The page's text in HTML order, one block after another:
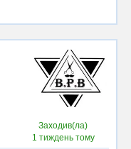
Заходив(ла)
1 тиждень тому